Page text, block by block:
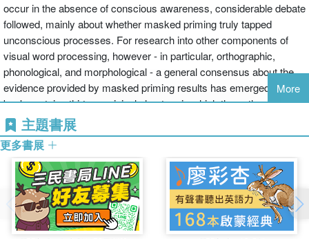
occur in the absence of conscious awareness, considerable debate
followed, mainly about whether masked priming truly tapped
unconscious processes. For research into other components of
visual word processing, however - in particular, orthographic,
phonological, and morphological - a general consensus about the
evidence provided by masked priming results has emerged. This
book contains thirteen original chapters in which these three
components of visual word processing are examined using the
masked priming procedure. The chapters showcase the
advantages of masked priming as an alternative to more standard
methods of studying language processing that require comparisons
of matched items. Based on a recent conference, this book offers
up-to-date research findings, and would be valuable to researchers
and students of word recognition, psycholinguistics, or reading.
More
主題書展
更多書展